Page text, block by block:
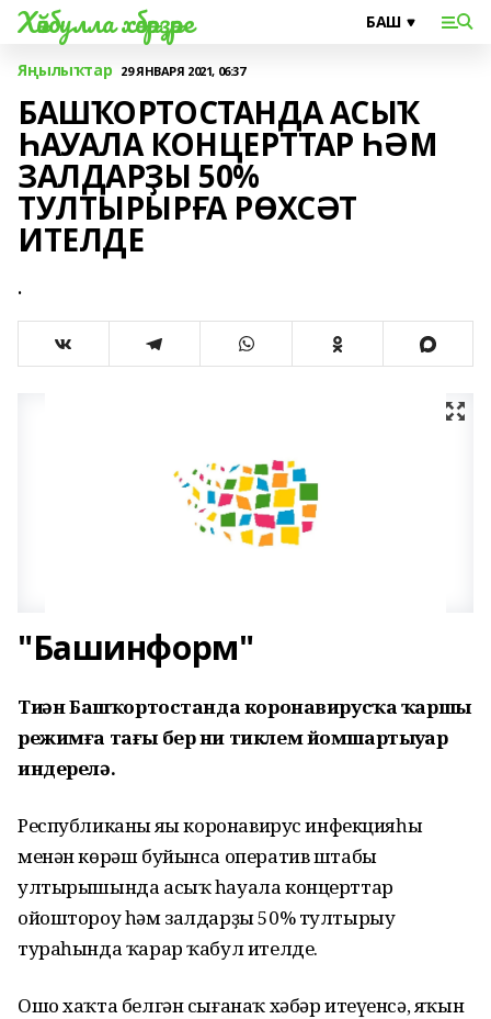
Хәйбулла хәбәрҙәре
Яңылыҡтар 29 ЯНВАРЯ 2021, 06:37
БАШҠОРТОСТАНДА АСЫҠ
ҺАУАЛА КОНЦЕРТТАР ҺӘМ
ЗАЛДАРҘЫ 50%
ТУЛТЫРЫРҒА РӨХСӘТ
ИТЕЛДЕ
.
"Башинформ"
Тиҙҙән Башҡортостанда коронавирусҡа ҡаршы
режимға тағы бер ни тиклем йомшартыуҙар
индерелә.
Республиканың яңы коронавирус инфекцияһы
менән көрәш буйынса оператив штабы
ултырышында асыҡ һауала концерттар
ойоштороу һәм залдарҙы 50% тултырыу
тураһында ҡарар ҡабул ителде.
Ошо хаҡта белгән сығанаҡ хәбәр итеүенсә, яҡын